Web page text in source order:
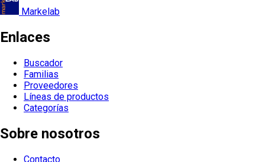
Markelab
Enlaces
Buscador
Familias
Proveedores
Líneas de productos
Categorías
Sobre nosotros
Contacto